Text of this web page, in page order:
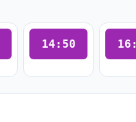
14:50